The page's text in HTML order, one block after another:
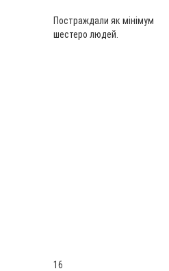
Постраждали як мінімум
шестеро людей.
16